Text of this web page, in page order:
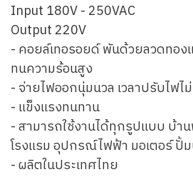
Input 180V - 250VAC
Output 220V
- คอยล์เทอรอยด์ พันด้วยลวดทอง
ทนความร้อนสูง
- จ่ายไฟออกนุ่มนวล เวลาปรับไฟ
- แข็งแรงทนทาน
- สามารถใช้งานได้ทุกรูปแบบ บ้า
โรงแรม อุปกรณ์ไฟฟ้า มอเตอร์ ปั้
- ผลิตในประเทศไทย